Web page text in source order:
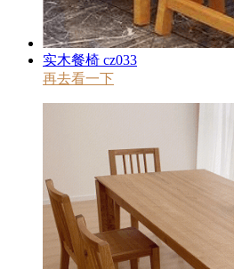
实木餐椅 cz033
再去看一下